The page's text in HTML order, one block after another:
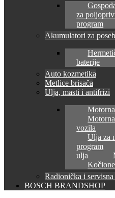
za
program
Akumulatori za
baterije
Auto kozmetika
Metlice brisača
Ulja, masti i antifrizi
vozila
Ulja za
program
ulja
Radionička i servisna
BOSCH BRANDSHOP